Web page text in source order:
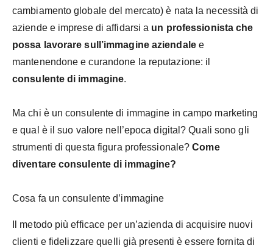
cambiamento globale del mercato) è nata la necessità di
aziende e imprese di affidarsi a un professionista che
possa lavorare sull’immagine aziendalee
mantenendone e curandone la reputazione: il
consulente di immagine.
Ma chi è un consulente di immagine in campo marketing
e qual è il suo valore nell’epoca digital? Quali sono gli
strumenti di questa figura professionale? Come
diventare consulente di immagine?
Cosa fa un consulente d’immagine
Il metodo più efficace per un’azienda di acquisire nuovi
clienti e fidelizzare quelli già presenti è essere fornita di